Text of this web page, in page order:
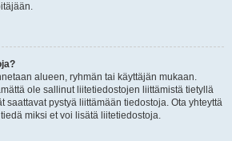
alueen, ryhmän tai käyttäjän mukaan.
ole sallinut liitetiedostojen liittämistä tietyllä
saattavat pystyä liittämään tiedostoja. Ota yhteyttä
miksi et voi lisätä liitetiedostoja.